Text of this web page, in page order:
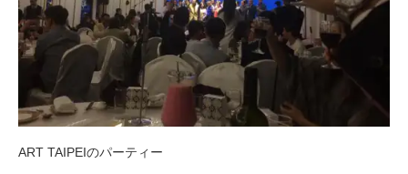
ART TAIPEIのパーティー